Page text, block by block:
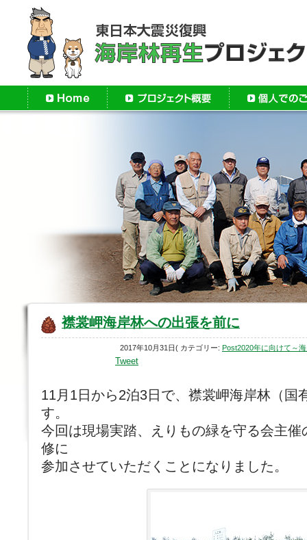
襟裳岬海岸林への出張を前に
2017年10月31日( カテゴリー: Post2020年に向けて～
Tweet
11月1日から2泊3日で、襟裳岬海岸林（国
す。
今回は現場実踏、えりもの緑を守る会主
修に
参加させていただくことになりました。